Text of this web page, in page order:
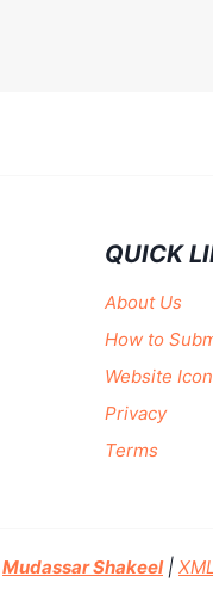
QUICK
About Us
How to
Website
Privacy
Terms
Mudassar Shakeel|